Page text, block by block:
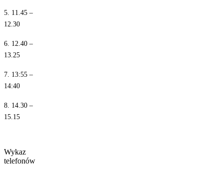
5. 11.45 –
12.30
6. 12.40 –
13.25
7. 13:55 –
14:40
8. 14.30 –
15.15
Wykaz
telefonów